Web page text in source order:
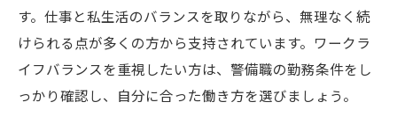
す。仕事と私生活のバランスを取りながら、無理なく続
けられる点が多くの方から支持されています。ワークラ
イフバランスを重視したい方は、警備職の勤務条件をし
っかり確認し、自分に合った働き方を選びましょう。